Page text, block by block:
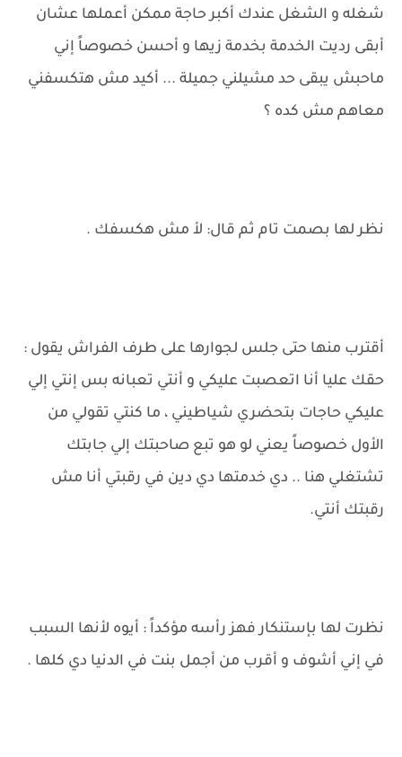
شغله و الشغل عندك أكبر حاجة ممكن أعملها عشان
أبقى رديت الخدمة بخدمة زيها و أحسن خصوصاً إني
ماحبش يبقى حد مشيلني جميلة ... أكيد مش هتكسفني
معاهم مش كده ؟
نظر لها بصمت تام ثم قال: لأ مش هكسفك .
أقترب منها حتى جلس لجوارها على طرف الفراش يقول :
حقك عليا أنا اتعصبت عليكي و أنتي تعبانه بس إنتي إلي
عليكي حاجات بتحضري شياطيني ، ما كنتي تقولي من
الأول خصوصاً يعني لو هو تبع صاحبتك إلي جابتك
تشتغلي هنا .. دي خدمتها دي دين في رقبتي أنا مش
رقبتك أنتي.
نظرت لها بإستنكار فهز رأسه مؤكداً : أيوه لأنها السبب
في إني أشوف و أقرب من أجمل بنت في الدنيا دي كلها .